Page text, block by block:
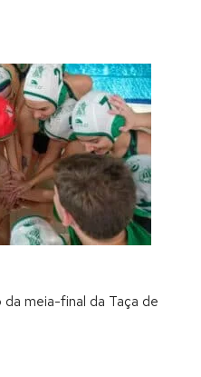
meia-final da Taça de